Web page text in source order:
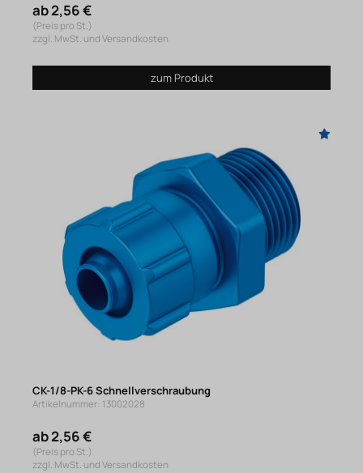
ab 2,56 €
(Preis pro St.)
zzgl. MwSt. und Versandkosten
zum Produkt
CK-1/8-PK-6 Schnellverschraubung
Artikelnummer: 13002028
ab 2,56 €
(Preis pro St.)
zzgl. MwSt. und Versandkosten